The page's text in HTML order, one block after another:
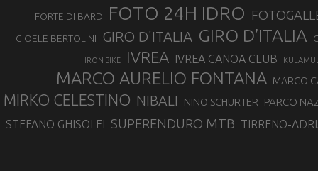
FORTE DI BARD FOTO 24H IDRO
GIOELE BERTOLINI GIRO D'ITALIA GIRO D’ITALIA
IRON BIKE IVREA IVREA CANOA CLUB
MARCO AURELIO FONTANA MARCO
MIRKO CELESTINO NIBALI NINO SCHURTER PARCO
STEFANO GHISOLFI SUPERENDURO MTB TIRRENO-